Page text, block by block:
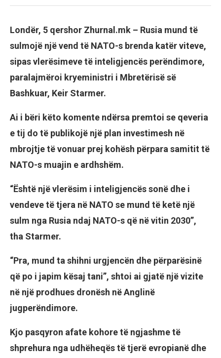
Londër, 5 qershor Zhurnal.mk – Rusia mund të
sulmojë një vend të NATO-s brenda katër viteve,
sipas vlerësimeve të inteligjencës perëndimore,
paralajmëroi kryeministri i Mbretërisë së
Bashkuar, Keir Starmer.
Ai i bëri këto komente ndërsa premtoi se qeveria
e tij do të publikojë një plan investimesh në
mbrojtje të vonuar prej kohësh përpara samitit të
NATO-s muajin e ardhshëm.
“Është një vlerësim i inteligjencës sonë dhe i
vendeve të tjera në NATO se mund të ketë një
sulm nga Rusia ndaj NATO-s që në vitin 2030”,
tha Starmer.
“Pra, mund ta shihni urgjencën dhe përparësinë
që po i japim kësaj tani”, shtoi ai gjatë një vizite
në një prodhues dronësh në Anglinë
jugperëndimore.
Kjo pasqyron afate kohore të ngjashme të
shprehura nga udhëheqës të tjerë evropianë dhe